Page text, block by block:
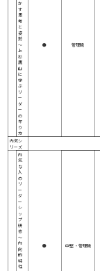
か
す
思
考
と
姿
勢
～
上
杉
鷹
山
に
学
ぶ
リ
ー
ダ
ー
の
在
り
方
● 管理職
内気シ
リーズ
内
気
な
人
の
リ
ー
ダ
ー
シ
ッ
プ
研
修
～
内
向
的
特
性
● 中堅 ・管理職